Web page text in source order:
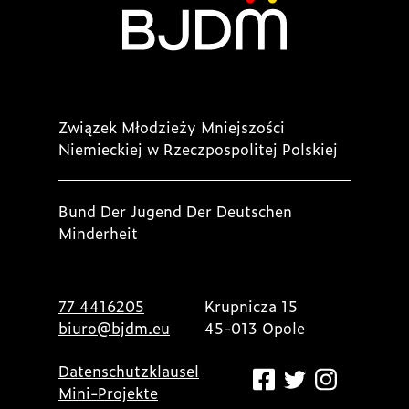
Związek Młodzieży Mniejszości
Niemieckiej w Rzeczpospolitej Polskiej
Bund Der Jugend Der Deutschen
Minderheit
77 4416205
biuro@bjdm.eu
Krupnicza 15
45-013 Opole
Datenschutzklausel
Mini-Projekte